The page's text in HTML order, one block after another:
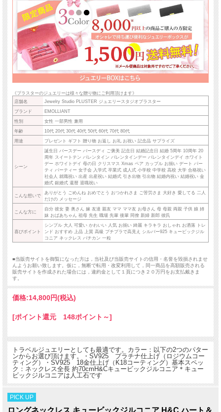
《プラスターのジュエリーは様々な贈り物にご利用頂けます》
店舗名
Jewelry Studio PLUSTER ジュエリースタジオプラスター
ブランド
EMOLLIANT
性別
女性 一部男性 兼用
年齢
10代 20代 30代 40代 50代 60代 70代 80代
用途
プレゼント ギフト 贈り物 お返し お礼 お祝い 記念品 サプライズ
シーン
誕生日 バースデー バースディ ご褒美 記念日 結婚記念日 結婚 5周年 10周年 20
周年 スイートテン バレンタイン バレンタインデー バレンタインデイ ホワイト
デー ホワイトデイ 母の日 クリスマス Xmas ペア カップル お揃い デート パー
ティ パーティー 女子会 入学式 卒業式 成人式 小学校 中学校 高校 大学 合格祝い
社会人 就職祝い 出産 出産祝い 結婚式 引き出物 引出物 結婚内祝い 結婚祝い 金
婚式 銀婚式 還暦 退職祝い
こんな想いで
ありがとう ごめんね おめでとう おつかれさま ご苦労さま 大好き 愛してる 二人
だけの メッセージ
こんな方に
自分 彼女 妻 奥さん 嫁 友達 親友 ママ ママ友 お母さん 母 母親 両親 子供 娘 姉
妹 おばあちゃん 祖母 先生 職場 先輩 後輩 同僚 新婦 新郎 彼氏
喜びポイント
シンプル 大人 可愛い かわいい 人気 お揃い 綺麗 キラキラ おしゃれ お洒落 トレ
ンド おすすめ 上品 上質 高級 プチプラで高見え シルバー925 キュービックジル
コニア ネックレス バチカン 一粒
■当販売サイトを御覧になった方は，当社及び当販売サイトの信用・名誉を毀損されませ
んようお願い致します。仮に，無断で転用・改変利用して，同一商品を高額販売される
販売サイトを作成された場合には，違約金として１頁につき２０万円をお支払戴きま
す。
価格:14,800円(税込)
[ポイント還元 148ポイント～]
トラベルジュエリーとしても最適です。カラー：以下の2つのパター
ンからお選び頂けます。・SV925 プラチナ仕上げ（ロジウムコー
ティング）・SV925 18金仕上げ（K18コーティング）基本スペッ
ク：ネックレス全長 約70cmH&Cキュービックジルコニア＊キュー
ビックジルコニアは人工石です
PICK UP
ロングネックレス キュービックジルコニア H&C ハート＆